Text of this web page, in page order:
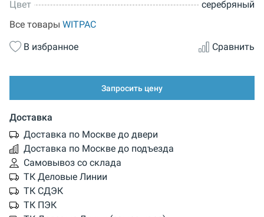
Цвет
серебряный
Все товары WITPAC
В избранное
Сравнить
Запросить цену
Доставка
Доставка по Москве до двери
Доставка по Москве до подъезда
Самовывоз со склада
ТК Деловые Линии
ТК СДЭК
ТК ПЭК